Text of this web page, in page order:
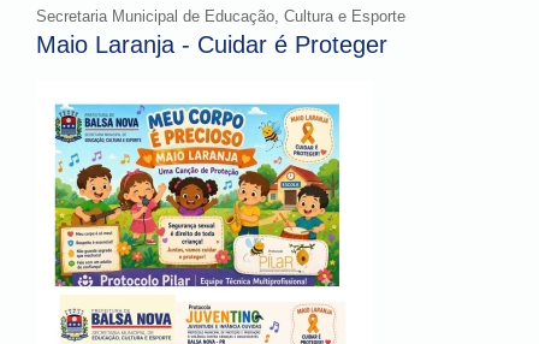
Secretaria Municipal de Educação, Cultura e Esporte
Maio Laranja - Cuidar é Proteger